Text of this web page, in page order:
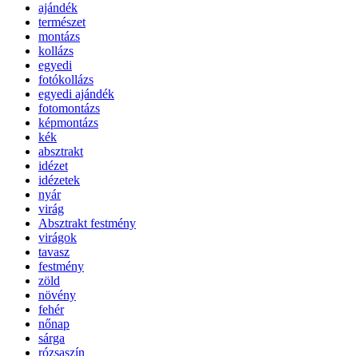
ajándék
természet
montázs
kollázs
egyedi
fotókollázs
egyedi ajándék
fotomontázs
képmontázs
kék
absztrakt
idézet
idézetek
nyár
virág
Absztrakt festmény
virágok
tavasz
festmény
zöld
növény
fehér
nőnap
sárga
rózsaszín